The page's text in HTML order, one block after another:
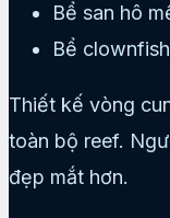
Bể san hô
Bể
Thiết kế vòng
toàn bộ reef.
đẹp mắt hơn.